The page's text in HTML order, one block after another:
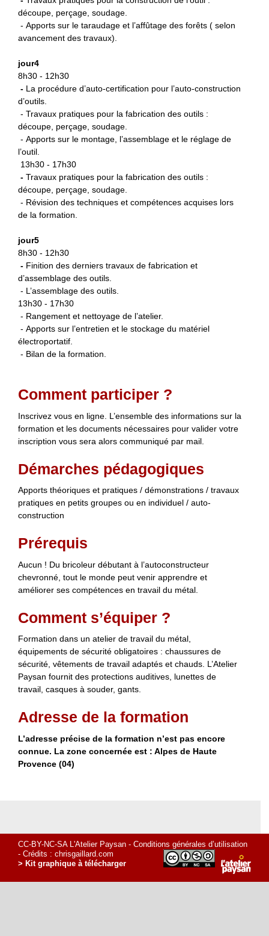
découpe, perçage, soudage.
- Apports sur le taraudage et l’affûtage des forêts ( selon
avancement des travaux).
jour4
8h30 - 12h30
- La procédure d’auto-certification pour l’auto-construction
d’outils.
- Travaux pratiques pour la fabrication des outils :
découpe, perçage, soudage.
- Apports sur le montage, l’assemblage et le réglage de
l’outil.
13h30 - 17h30
- Travaux pratiques pour la fabrication des outils :
découpe, perçage, soudage.
- Révision des techniques et compétences acquises lors
de la formation.
jour5
8h30 - 12h30
- Finition des derniers travaux de fabrication et
d’assemblage des outils.
- L’assemblage des outils.
13h30 - 17h30
- Rangement et nettoyage de l’atelier.
- Apports sur l’entretien et le stockage du matériel
électroportatif.
- Bilan de la formation.
Comment participer ?
Inscrivez vous en ligne. L’ensemble des informations sur la
formation et les documents nécessaires pour valider votre
inscription vous sera alors communiqué par mail.
Démarches pédagogiques
Apports théoriques et pratiques / démonstrations / travaux
pratiques en petits groupes ou en individuel / auto-
construction
Prérequis
Aucun ! Du bricoleur débutant à l’autoconstructeur
chevronné, tout le monde peut venir apprendre et
améliorer ses compétences en travail du métal.
Comment s’équiper ?
Formation dans un atelier de travail du métal,
équipements de sécurité obligatoires : chaussures de
sécurité, vêtements de travail adaptés et chauds. L’Atelier
Paysan fournit des protections auditives, lunettes de
travail, casques à souder, gants.
Adresse de la formation
L’adresse précise de la formation n’est pas encore
connue. La zone concernée est : Alpes de Haute
Provence (04)
CC-BY-NC-SA L'Atelier Paysan - Conditions générales d’utilisation
- Crédits : chrisgaillard.com
> Kit graphique à télécharger